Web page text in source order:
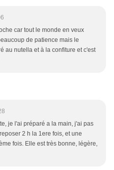
car tout le monde en veux
de patience mais le
au nutella et à la confiture et c'est
je l'ai préparé a la main, j'ai pas
2 h la 1ere fois, et une
fois. Elle est très bonne, légère,